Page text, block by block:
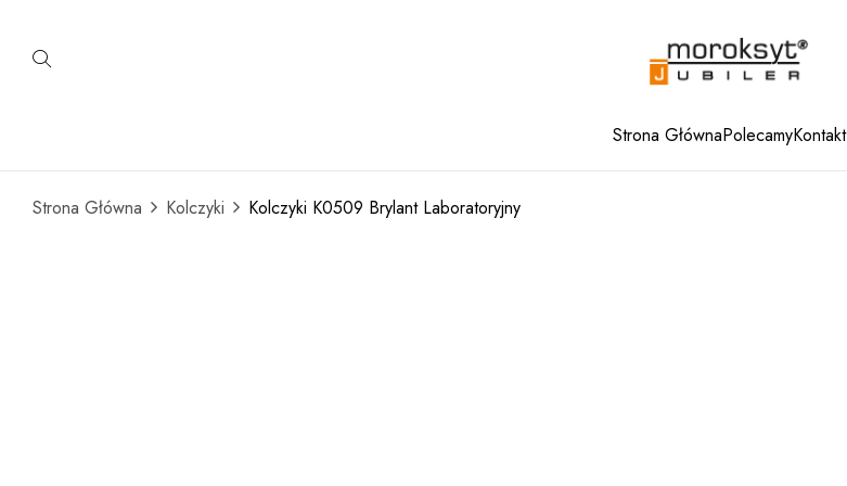
Strona GłównaPolecamyKontakt
Strona Główna Kolczyki Kolczyki K0509 Brylant Laboratoryjny